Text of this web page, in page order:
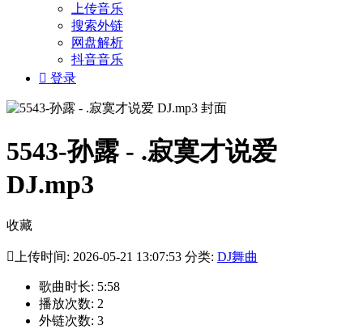
上传音乐
搜索外链
网盘解析
抖音音乐
 登录
5543-孙露 - .寂寞才说爱
DJ.mp3
收藏
 上传时间: 2026-05-21 13:07:53 分类: DJ舞曲
歌曲时长: 5:58
播放次数: 2
外链次数: 3